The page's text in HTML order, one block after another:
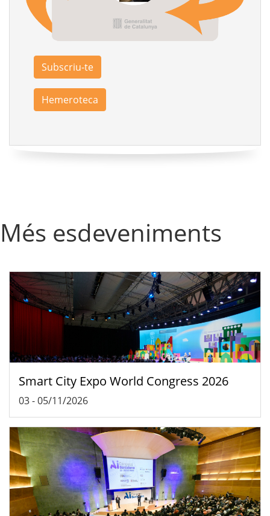
Subscriu-te
Hemeroteca
Més esdeveniments
Smart City Expo World Congress 2026
03-05/11/2026